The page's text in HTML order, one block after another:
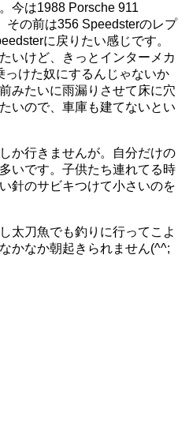
今は1988 Porsche 911
その前は356 Speedsterのレプ
に戻りたい感じです。
いけど、きっとインターメカ
っけた奴にするんじゃないか
みたいに雨漏りさせて床に穴
いので、車庫も建てないとい
か行きませんが。自分だけの
いです。子供たち連れてる時
針のサビキつけて小さいのを
太刀魚でも釣りに行ってこよ
かなか朝起きられません(^^;